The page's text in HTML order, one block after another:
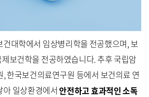
건대학에서 임상병리학을 전공했으며, 보
보건학을 전공하였습니다. 추후 국립암
한국보건의료연구원 등에서 보건의료 연
아 일상환경에서안전하고 효과적인 소독